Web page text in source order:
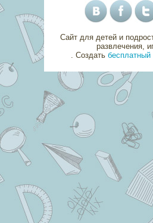
Сайт для детей и
развлечения,
. Создать бесплатный